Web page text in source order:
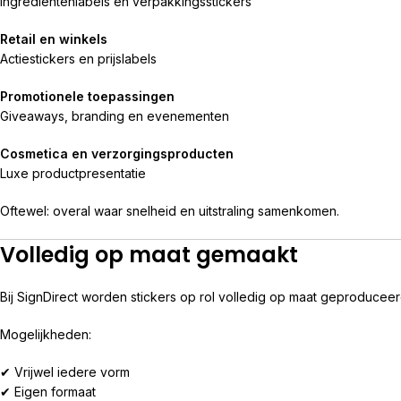
Retail en winkels
Actiestickers en prijslabels
Promotionele toepassingen
Giveaways, branding en evenementen
Cosmetica en verzorgingsproducten
Luxe productpresentatie
Oftewel: overal waar snelheid en uitstraling samenkomen.
Volledig op maat gemaakt
Bij SignDirect worden stickers op rol volledig op maat
Mogelijkheden:
✔ Vrijwel iedere vorm
✔ Eigen formaat